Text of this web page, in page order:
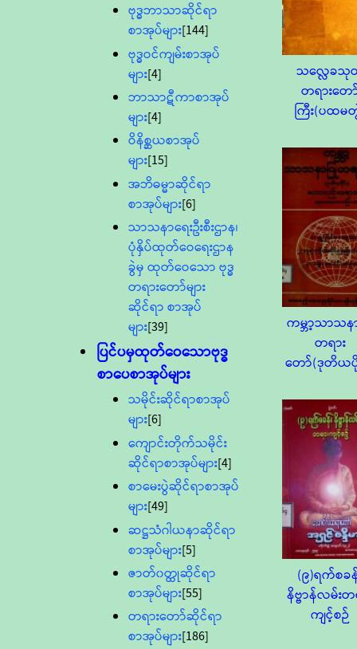
ဗုဒ္ဓဘာသာဆိုင်ရာ
စာအုပ်များ[144]
ဗုဒ္ဓဝင်ကျမ်းစာအုပ်
များ[4]
ဘာသာဋီကာစာအုပ်
များ[4]
ဝိနိစ္ဆယစာအုပ်
များ[15]
အဘိဓမ္မာဆိုင်ရာ
စာအုပ်များ[6]
သာသနာရေးဦးစီးဌာန၊
ပုံနှိပ်ထုတ်ဝေရေးဌာန
ခွဲမှ ထုတ်ဝေသော ဗုဒ္ဓ
တရားတော်များ
ဆိုင်ရာ စာအုပ်
များ[39]
ပြင်ပမှထုတ်ဝေသောဗုဒ္ဓ
စာပေစာအုပ်များ
သမိုင်းဆိုင်ရာစာအုပ်
များ[6]
ကျောင်းတိုက်သမိုင်း
ဆိုင်ရာစာအုပ်များ[4]
စာမေးပွဲဆိုင်ရာစာအုပ်
များ[49]
ဆဋ္ဌသံဂါယနာဆိုင်ရာ
စာအုပ်များ[5]
ဇာတ်၀တ္ထုဆိုင်ရာ
စာအုပ်များ[55]
တရားတော်ဆိုင်ရာ
စာအုပ်များ[186]
သလ္လေခ
တရားတေ
ကြီး(ပထမ
ကမ္ဘာ့သာသန
တရား
တော်(ဒုတိယပို
(၉)ရက်စခ
နိဗ္ဗာန်လမ်းတ
ကျင့်စဉ်